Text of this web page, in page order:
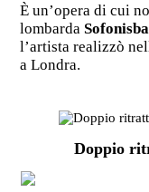
È un’opera di cui
lombarda
l’artista realizzò
a Londra.
Doppio